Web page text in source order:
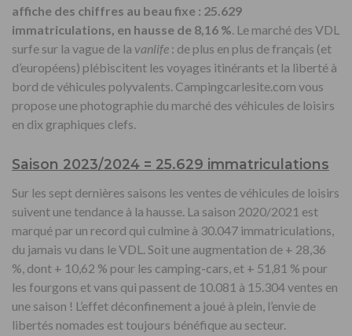
affiche des chiffres au beau fixe : 25.629
immatriculations, en hausse de 8,16 % . Le marché des VDL
surfe sur la vague de la vanlife : de plus en plus de français (et
d’européens) plébiscitent les voyages itinérants et la liberté à
bord de véhicules polyvalents. Campingcarlesite.com vous
propose une photographie du marché des véhicules de loisirs
en dix graphiques clefs.
Saison 2023/2024 = 25.629 immatriculations
Sur les sept dernières saisons les ventes de véhicules de loisirs
suivent une tendance à la hausse. La saison 2020/2021 est
marqué par un record qui culmine à 30.047 immatriculations,
du jamais vu dans le VDL. Soit une augmentation de + 28,36
%, dont + 10,62 % pour les camping-cars, et + 51,81 % pour
les fourgons et vans qui passent de 10.081 à 15.304 ventes en
une saison ! L’effet déconfinement a joué à plein, l’envie de
libertés nomades est toujours bénéfique au secteur.